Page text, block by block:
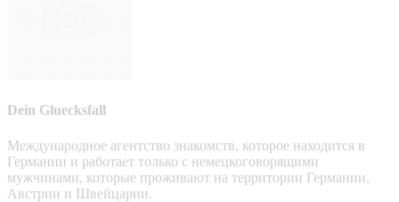
Dein Gluecksfall
Международное агентство знакомств, которое находится в
Германии и работает только с немецкоговорящими
мужчинами, которые проживают на территории Германии,
Австрии и Швейцарии.